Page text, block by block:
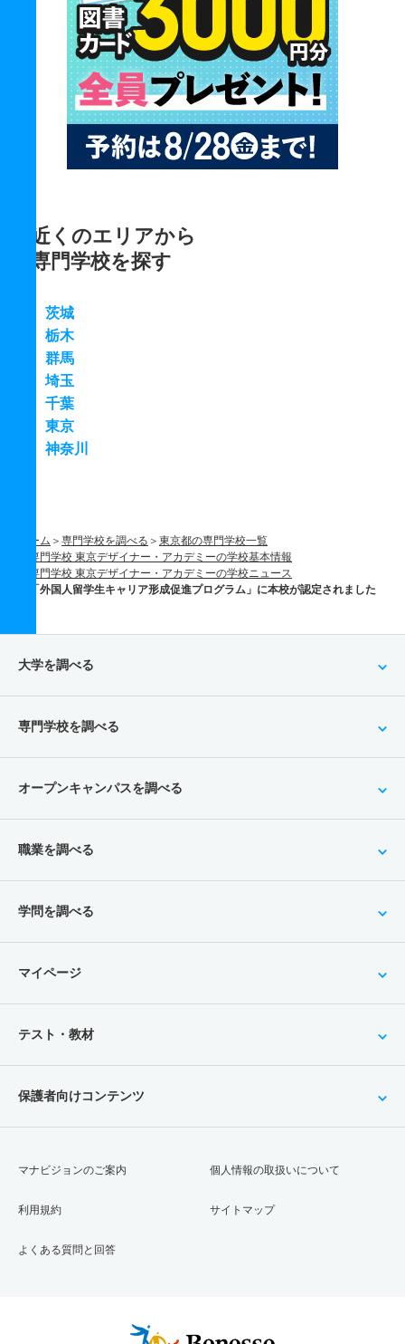
近くのエリアから
専門学校を探す
茨城
栃木
群馬
埼玉
千葉
東京
神奈川
ホーム 専門学校を調べる
東京都の専門学校一覧
専門学校 東京デザイナー・アカデミーの学校基本情報
専門学校 東京デザイナー・アカデミーの学校ニュース
「外国人留学生キャリア形成促進プログラム」に本校が認定されました
大学を調べる
専門学校を調べる
オープンキャンパスを調べる
職業を調べる
学問を調べる
マイページ
テスト・教材
保護者向けコンテンツ
マナビジョンのご案内
利用規約
よくある質問と回答
個人情報の取扱いについて
サイトマップ